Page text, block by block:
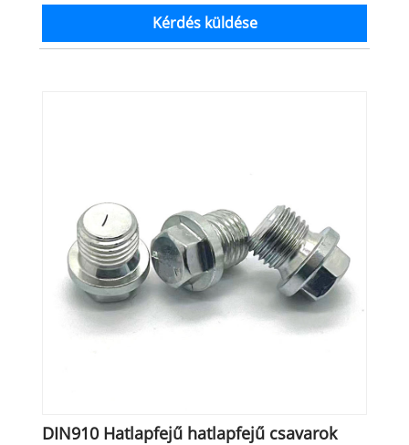
Kérdés küldése
DIN910 Hatlapfejű hatlapfejű csavarok